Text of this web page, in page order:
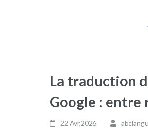
La traduction
Google :
22 Avr,2026